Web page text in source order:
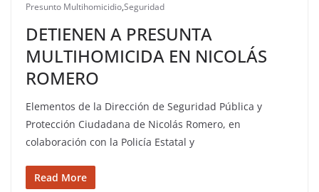
Presunto Multihomicidio,Seguridad
DETIENEN A PRESUNTA
MULTIHOMICIDA EN NICOLÁS
ROMERO
Elementos de la Dirección de Seguridad Pública y
Protección Ciudadana de Nicolás Romero, en
colaboración con la Policía Estatal y
Read More